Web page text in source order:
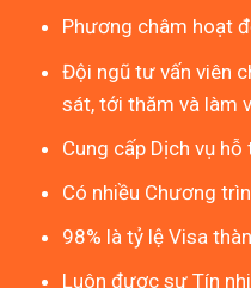
Phương châm hoạt
Đội ngũ tư vấn viên
sát, tới thăm và làm
Cung cấp Dịch vụ
Có nhiều Chương
98% là tỷ lệ Visa
Luôn được sự Tín